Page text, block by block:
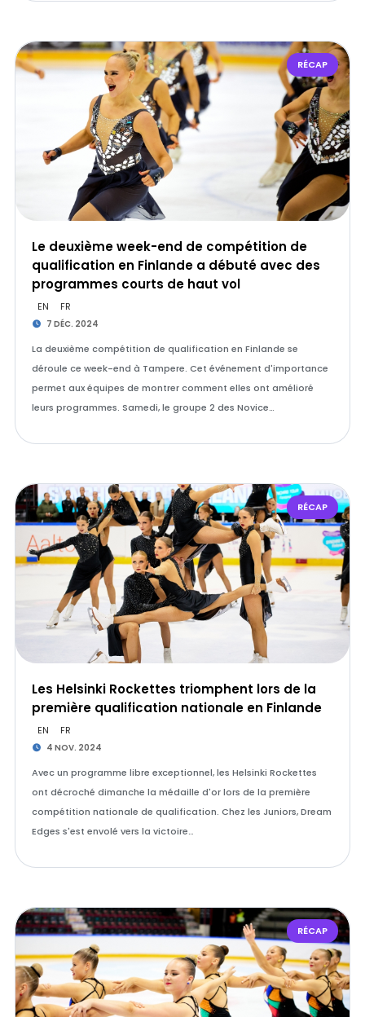
RÉCAP
Le deuxième week-end de compétition de
qualification en Finlande a débuté avec des
programmes courts de haut vol
EN FR
7 DÉC. 2024
La deuxième compétition de qualification en Finlande se
déroule ce week-end à Tampere. Cet événement d'importance
permet aux équipes de montrer comment elles ont amélioré
leurs programmes. Samedi, le groupe 2 des Novice…
RÉCAP
Les Helsinki Rockettes triomphent lors de la
première qualification nationale en Finlande
EN FR
4 NOV. 2024
Avec un programme libre exceptionnel, les Helsinki Rockettes
ont décroché dimanche la médaille d'or lors de la première
compétition nationale de qualification. Chez les Juniors, Dream
Edges s'est envolé vers la victoire…
RÉCAP